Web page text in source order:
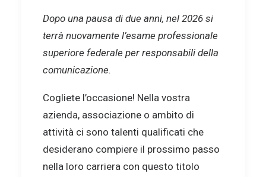
Dopo una pausa di due anni, nel 2026 si
terrà nuovamente l’esame professionale
superiore federale per responsabili della
comunicazione.
Cogliete l’occasione! Nella vostra
azienda, associazione o ambito di
attività ci sono talenti qualificati che
desiderano compiere il prossimo passo
nella loro carriera con questo titolo